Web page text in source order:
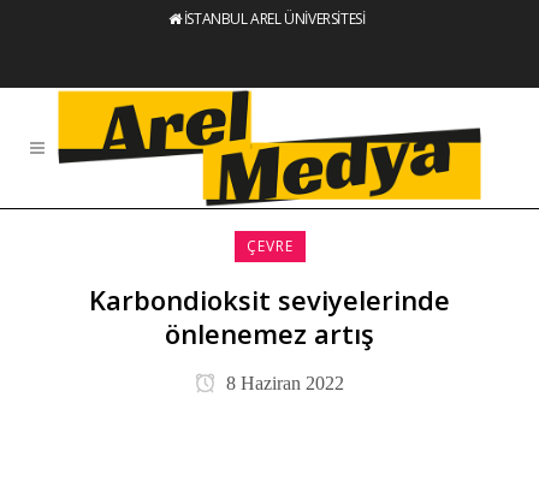
İSTANBUL AREL ÜNİVERSİTESİ
ÇEVRE
Karbondioksit seviyelerinde
önlenemez artış
8 Haziran 2022